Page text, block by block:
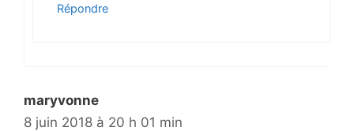
Répondre
maryvonne
8 juin 2018 à 20 h 01 min